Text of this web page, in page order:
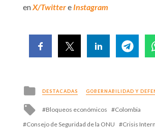
enX/Twittere Instagram
Posted
in
DESTACADAS GOBERNABILIDAD Y
Tagged
Bloqueos económicos
Colombia
Consejo de Seguridad de la ONU
Crisis